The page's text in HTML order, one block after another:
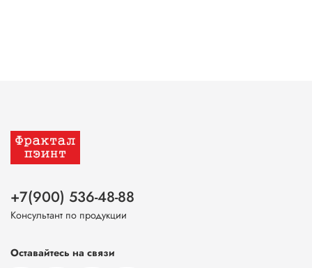
+7(900) 536-48-88
Консультант по продукции
Оставайтесь на связи